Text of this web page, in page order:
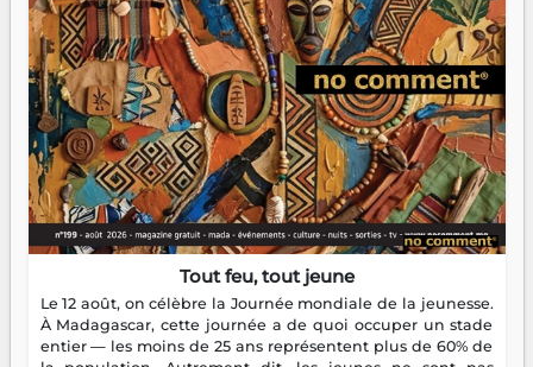
Tout feu, tout jeune
Le 12 août, on célèbre la Journée mondiale de la jeunesse.
À Madagascar, cette journée a de quoi occuper un stade
entier — les moins de 25 ans représentent plus de 60% de